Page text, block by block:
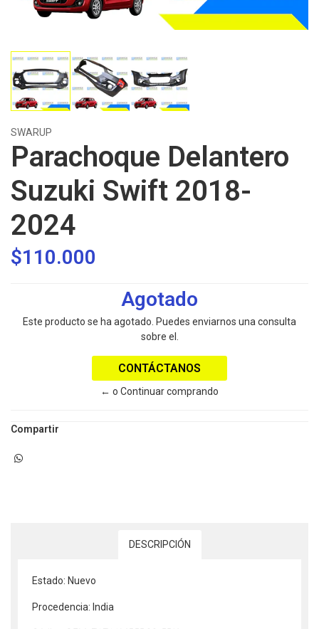
SWARUP
Parachoque Delantero
Suzuki Swift 2018-
2024
$110.000
Agotado
Este producto se ha agotado. Puedes enviarnos una consulta
sobre el.
CONTÁCTANOS
← o Continuar comprando
Compartir
DESCRIPCIÓN
Estado: Nuevo
Procedencia: India